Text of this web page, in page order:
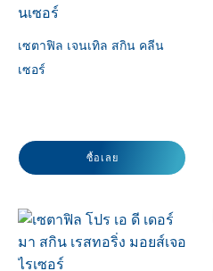
เซตาฟิล เจนเทิล สกิน คลีน
เซอร์
ซื้อเลย